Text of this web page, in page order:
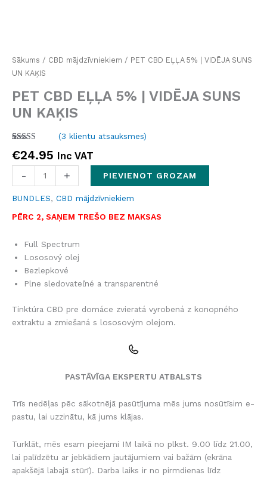
Sākums / CBD mājdzīvniekiem / PET CBD EĻĻA 5% | VIDĒJA SUNS
UN KAĶIS
BUNDLES, CBD mājdzīvniekiem
PET CBD EĻĻA 5% | VIDĒJA SUNS
UN KAĶIS
5.00no 5
balstoties
vērtējumiem
(3 klientu atsauksmes)
€24.95 Inc VAT
PĒRC 2, SAŅEM TREŠO BEZ MAKSAS
Full Spectrum
Lososový olej
Bezlepkové
Plne sledovateľné a transparentné
Tinktúra CBD pre domáce zvieratá vyrobená z konopného
extraktu a zmiešaná s lososovým olejom.
PASTĀVĪGA EKSPERTU ATBALSTS
Trīs nedēļas pēc sākotnējā pasūtījuma mēs jums nosūtīsim e-
pastu, lai uzzinātu, kā jums klājas.
Turklāt, mēs esam pieejami IM laikā no plkst. 9.00 līdz 21.00,
lai palīdzētu ar jebkādiem jautājumiem vai bažām (ekrāna
apakšējā labajā stūrī). Darba laiks ir no pirmdienas līdz
- + PIEVIENOT GROZAM